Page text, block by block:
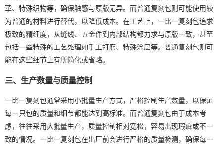
革、特殊织物等，确保触感与原版无异。而普通复刻包则可能使用较
为普通的材料进行替代，以降低成本。在工艺上，一比一复刻包追求
极致的精细度，从缝线、五金件到内部结构都力求与原版一致，甚至
包括一些特殊的工艺处理如手工打磨、特殊涂层等。普通复刻包则可
能在这些细节上有所简化或省略。
三、生产数量与质量控制
一比一复刻包通常采用小批量生产方式，严格控制生产数量，以保证
每一只包的质量和细节都能达到高标准。而普通复刻包由于成本考
虑，往往采用大批量生产，质量控制相对宽松，容易出现瑕疵或不一
致的情况。一比一复刻包在出厂前会进行严格的质量检测，确保每一